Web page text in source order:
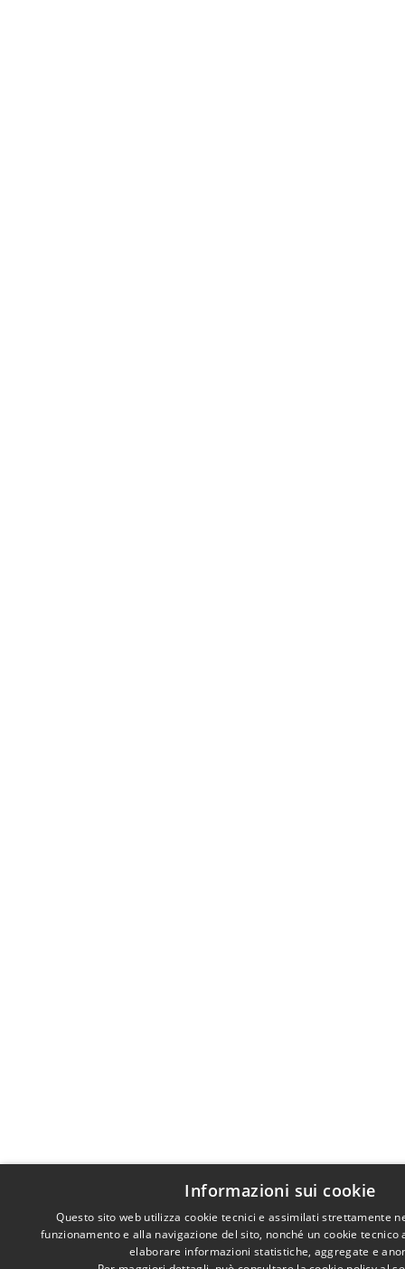
Informazioni sui cookie
Questo sito web utilizza cookie tecnici e assimilati strettamente
funzionamento e alla navigazione del sito, nonché un cookie
elaborare informazioni statistiche, aggregate e